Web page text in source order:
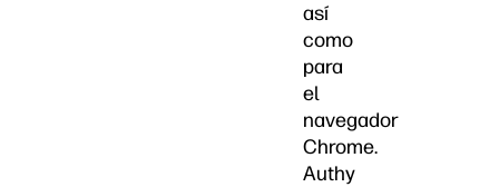
así
como
para
el
navegador
Chrome.
Authy